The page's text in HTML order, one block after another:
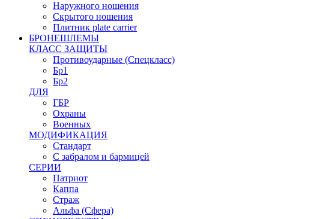
Наружного ношения
Скрытого ношения
Плитник plate carrier
БРОНЕШЛЕМЫ
КЛАСС ЗАЩИТЫ
Противоударные (Спецкласс)
Бр1
Бр2
ДЛЯ
ГБР
Охраны
Военных
МОДИФИКАЦИЯ
Стандарт
С забралом и бармицей
СЕРИИ
Патриот
Каппа
Страж
Альфа (Сфера)